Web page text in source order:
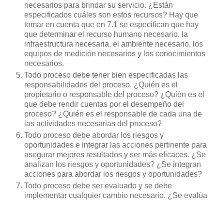
necesarios para brindar su servicio. ¿Están
especificados cuáles son estos recursos? Hay que
tomar en cuenta que en 7.1 se especifican que hay
que determinar el recurso humano necesario, la
infraestructura necesaria, el ambiente necesario, los
equipos de medición necesarios y los conocimientos
necesarios.
Todo proceso debe tener bien especificadas las
responsabilidades del proceso. ¿Quién es el
propietario o responsable del proceso? ¿Quién es el
que debe rendir cuentas por el desempeño del
proceso? ¿Quién es el responsable de cada una de
las actividades necesarias del proceso?
Todo proceso debe abordar los riesgos y
oportunidades e integrar las acciones pertinente para
asegurar mejores resultados y ser más eficaces. ¿Se
analizan los riesgos y oportunidades? ¿Se integran
acciones para abordar los riesgos y oportunidades?
Todo proceso debe ser evaluado y se debe
implementar cualquier cambio necesario. ¿Se evalúa